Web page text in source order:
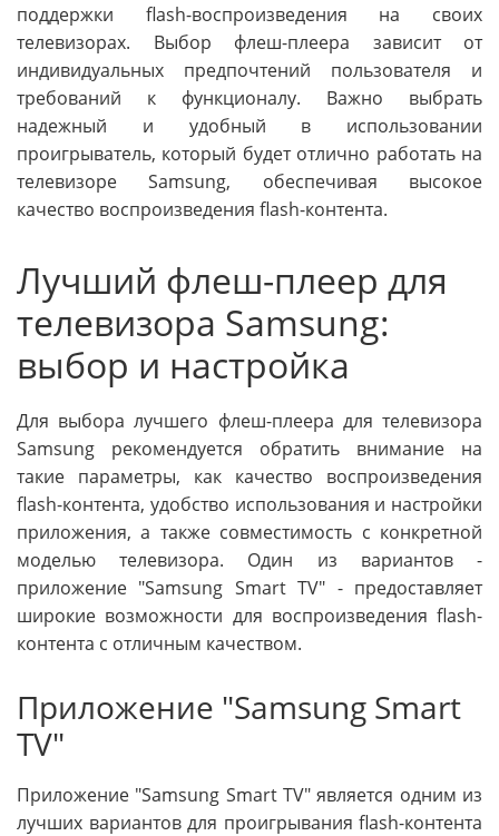
поддержки flash-воспроизведения на своих
телевизорах. Выбор флеш-плеера зависит от
индивидуальных предпочтений пользователя и
требований к функционалу. Важно выбрать
надежный и удобный в использовании
проигрыватель, который будет отлично работать на
телевизоре Samsung, обеспечивая высокое
качество воспроизведения flash-контента.
Лучший флеш-плеер для
телевизора Samsung:
выбор и настройка
Для выбора лучшего флеш-плеера для телевизора
Samsung рекомендуется обратить внимание на
такие параметры, как качество воспроизведения
flash-контента, удобство использования и настройки
приложения, а также совместимость с конкретной
моделью телевизора. Один из вариантов -
приложение "Samsung Smart TV" - предоставляет
широкие возможности для воспроизведения flash-
контента с отличным качеством.
Приложение "Samsung Smart
TV"
Приложение "Samsung Smart TV" является одним из
лучших вариантов для проигрывания flash-контента